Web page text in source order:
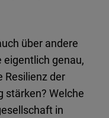
über andere
genau,
Resilienz der
stärken? Welche
in